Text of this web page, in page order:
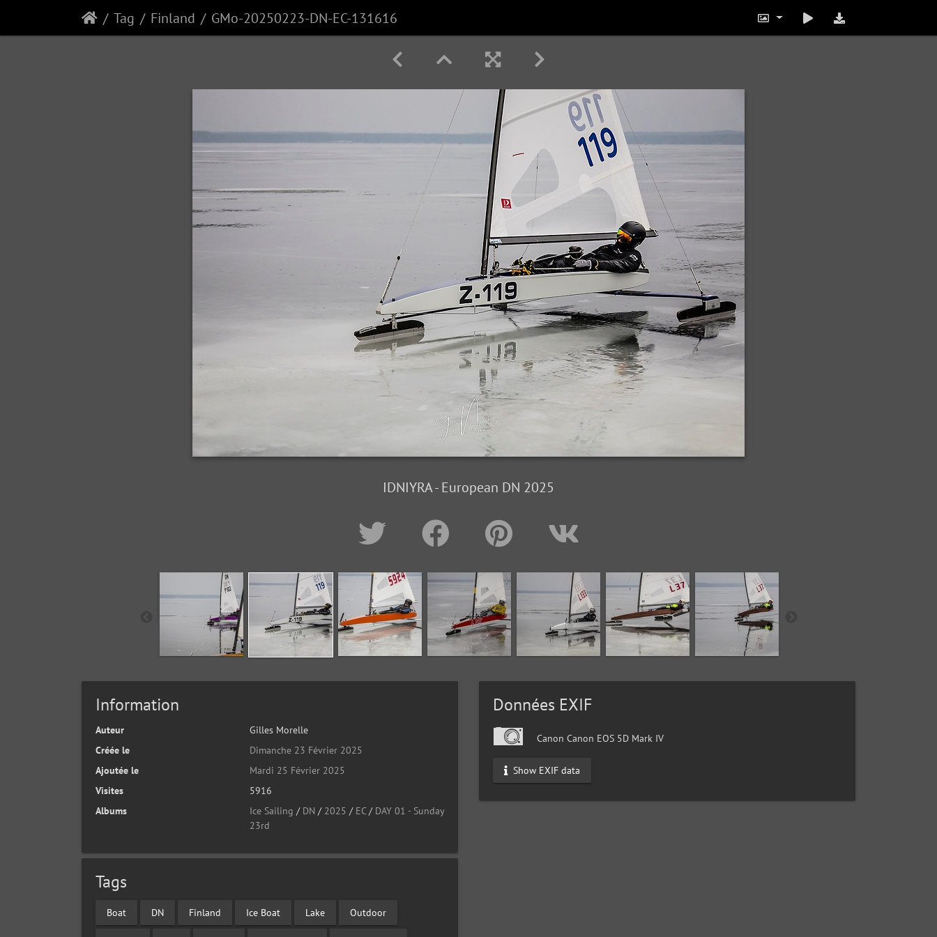
Tag Finland GMo-20250223-DN-EC-131616
IDNIYRA - European DN 2025
Information
Auteur
Gilles Morelle
Créée le
Dimanche 23 Février 2025
Ajoutée le
Mardi 25 Février 2025
Visites
5916
Albums
Ice Sailing / DN/ 2025 / EC/ DAY 01 - Sunday
23rd
Tags
Boat DN Finland Ice Boat Lake Outdoor
Données EXIF
Canon Canon EOS 5D Mark IV
Show EXIF data